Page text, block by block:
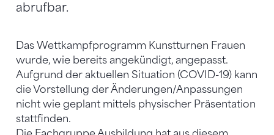
abrufbar.
Das Wettkampfprogramm Kunstturnen Frauen
wurde, wie bereits angekündigt, angepasst.
Aufgrund der aktuellen Situation (COVID-19) kann
die Vorstellung der Änderungen/Anpassungen
nicht wie geplant mittels physischer Präsentation
stattfinden.